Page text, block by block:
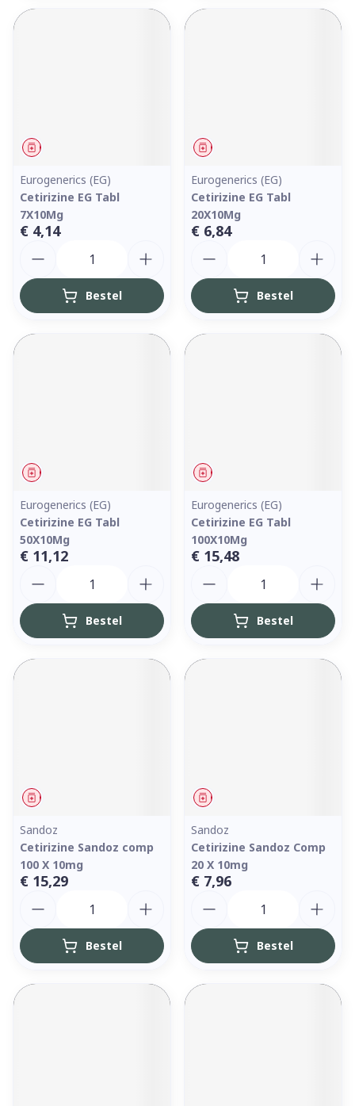
Geneesmiddel
Eurogenerics (EG)
Cetirizine EG Tabl
7X10Mg
€ 4,14
Bestel
Geneesmiddel
Eurogenerics (EG)
Cetirizine EG Tabl
20X10Mg
€ 6,84
Bestel
Geneesmiddel
Eurogenerics (EG)
Cetirizine EG Tabl
50X10Mg
€ 11,12
Bestel
Geneesmiddel
Eurogenerics (EG)
Cetirizine EG Tabl
100X10Mg
€ 15,48
Bestel
Geneesmiddel
Sandoz
Cetirizine Sandoz comp
100 X 10mg
€ 15,29
Bestel
Geneesmiddel
Sandoz
Cetirizine Sandoz Comp
20 X 10mg
€ 7,96
Bestel